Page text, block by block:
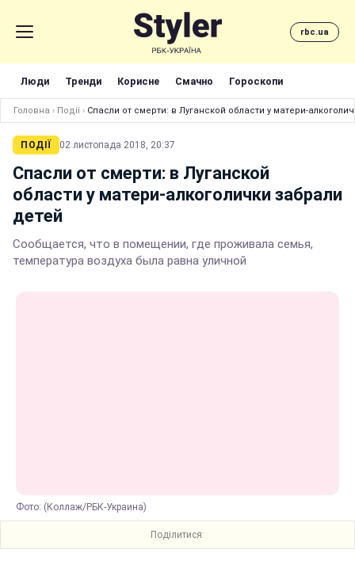
rbc.ua
Люди Тренди Корисне Смачно Гороскопи
Головна › Події › Спасли от смерти: в Луганской области у матери-
ПОДІЇ 02 листопада 2018, 20:37
Спасли от смерти: в Луганской
области у матери-алкоголички забрали
детей
Сообщается, что в помещении, где проживала семья,
температура воздуха была равна уличной
Фото: (Коллаж/РБК-Украина)
Поділитися: